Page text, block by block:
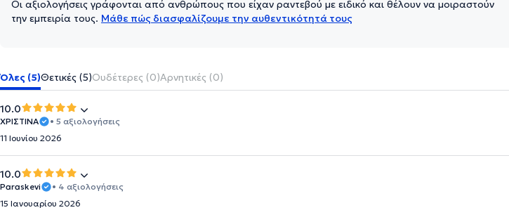
Οι αξιολογήσεις γράφονται από ανθρώπους που είχαν ραντεβού με ειδικό και θέλουν να μοιραστούν
την εμπειρία τους. Μάθε πώς διασφαλίζουμε την αυθεντικότητά τους
Όλες (5)Θετικές (5)Ουδέτερες (0)Αρνητικές (0)
10.0
ΧΡΙΣΤΙΝΑ
• 5 αξιολογήσεις
11 Ιουνίου 2026
10.0
Paraskevi
• 4 αξιολογήσεις
15 Ιανουαρίου 2026